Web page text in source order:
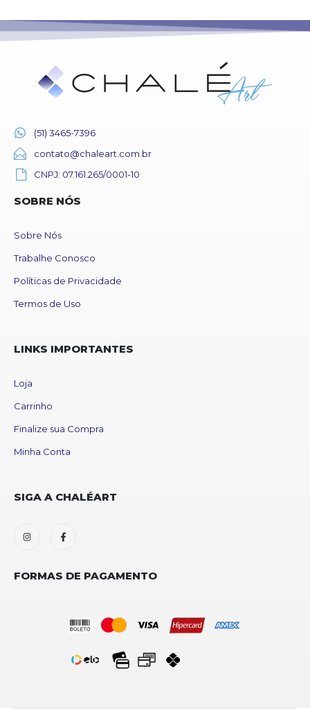
(51) 3465-7396
contato@chaleart.com.br
CNPJ: 07.161.265/0001-10
SOBRE NÓS
Sobre Nós
Trabalhe Conosco
Políticas de Privacidade
Termos de Uso
LINKS IMPORTANTES
Loja
Carrinho
Finalize sua Compra
Minha Conta
SIGA A CHALÉART
FORMAS DE PAGAMENTO